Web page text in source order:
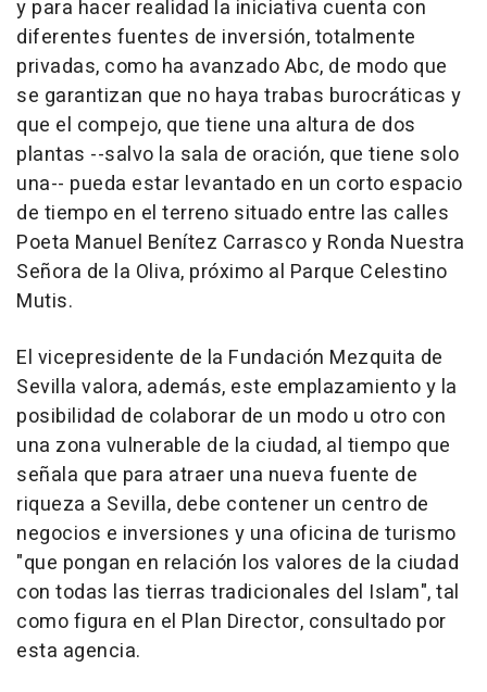
y para hacer realidad la iniciativa cuenta con
diferentes fuentes de inversión, totalmente
privadas, como ha avanzado Abc, de modo que
se garantizan que no haya trabas burocráticas y
que el compejo, que tiene una altura de dos
plantas --salvo la sala de oración, que tiene solo
una-- pueda estar levantado en un corto espacio
de tiempo en el terreno situado entre las calles
Poeta Manuel Benítez Carrasco y Ronda Nuestra
Señora de la Oliva, próximo al Parque Celestino
Mutis.
El vicepresidente de la Fundación Mezquita de
Sevilla valora, además, este emplazamiento y la
posibilidad de colaborar de un modo u otro con
una zona vulnerable de la ciudad, al tiempo que
señala que para atraer una nueva fuente de
riqueza a Sevilla, debe contener un centro de
negocios e inversiones y una oficina de turismo
"que pongan en relación los valores de la ciudad
con todas las tierras tradicionales del Islam", tal
como figura en el Plan Director, consultado por
esta agencia.